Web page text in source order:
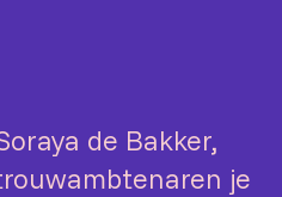
de Bakker,
je